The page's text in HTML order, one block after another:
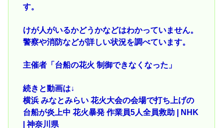
す。
けが人がいるかどうかなどはわかっていません。
警察や消防などが詳しい状況を調べています。
主催者「台船の花火 制御できなくなった」
続きと動画は↓
横浜 みなとみらい 花火大会の会場で打ち上げの
台船が炎上中 花火暴発 作業員5人全員救助 | NHK
| 神奈川県